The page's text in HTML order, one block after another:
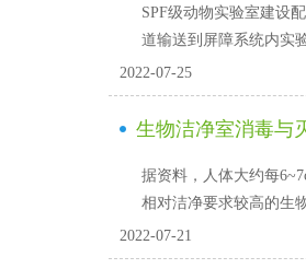
SPF级动物实验室建设配
道输送到屏障系统内实
2022-07-25
生物洁净室消毒与
据资料，人体大约每
相对洁净要求较高的生物
2022-07-21